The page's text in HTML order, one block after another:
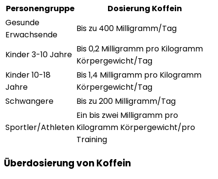
Personengruppe
Dosierung Koffein
Gesunde
Erwachsende
Bis zu 400 Milligramm/Tag
Kinder 3-10 Jahre
Bis 0,2 Milligramm pro Kilogramm
Körpergewicht/Tag
Kinder 10-18
Jahre
Bis 1,4 Milligramm pro Kilogramm
Körpergewicht/Tag
Schwangere
Bis zu 200 Milligramm/Tag
Sportler/Athleten
Ein bis zwei Milligramm pro
Kilogramm Körpergewicht/pro
Training
Überdosierung von Koffein